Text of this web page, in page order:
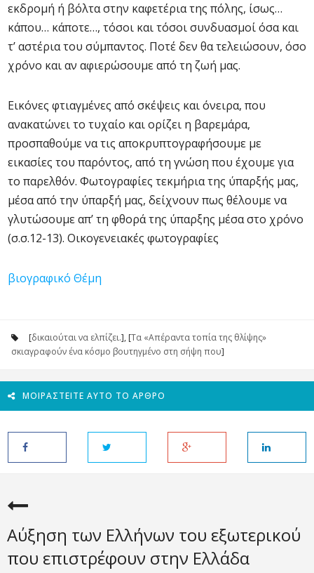
εκδρομή ή βόλτα στην καφετέρια της πόλης, ίσως…
κάπου… κάποτε…, τόσοι και τόσοι συνδυασμοί όσα και
τ’ αστέρια του σύμπαντος. Ποτέ δεν θα τελειώσουν, όσο
χρόνο και αν αφιερώσουμε από τη ζωή μας.
Εικόνες φτιαγμένες από σκέψεις και όνειρα, που
ανακατώνει το τυχαίο και ορίζει η βαρεμάρα,
προσπαθούμε να τις αποκρυπτογραφήσουμε με
εικασίες του παρόντος, από τη γνώση που έχουμε για
το παρελθόν. Φωτογραφίες τεκμήρια της ύπαρξής μας,
μέσα από την ύπαρξή μας, δείχνουν πως θέλουμε να
γλυτώσουμε απ’ τη φθορά της ύπαρξης μέσα στο χρόνο
(σ.σ.12-13). Οικογενειακές φωτογραφίες
βιογραφικό Θέμη
[δικαιούται να ελπίζει.], [Τα «Απέραντα τοπία της θλίψης»
σκιαγραφούν ένα κόσμο βουτηγμένο στη σήψη που]
ΜΟΙΡΑΣΤΕΊΤΕ ΑΥΤΌ ΤΟ ΆΡΘΡΟ
Αύξηση των Ελλήνων του εξωτερικού
που επιστρέφουν στην Ελλάδα